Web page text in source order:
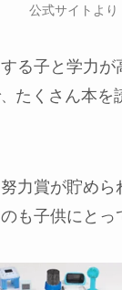
公式サイトより
る子と学力が
、 たくさん本を
力賞が貯めら
のも子供にとっ